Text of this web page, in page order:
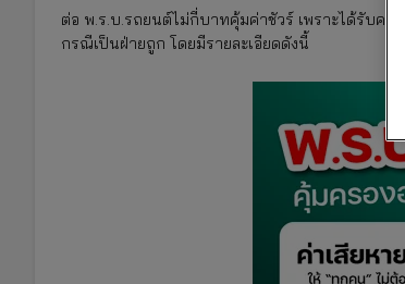
ต่อ พ.ร.บ.รถยนต์ไม่กี่บาทคุ้มค่าชัวร์ เพราะได้รับคว
กรณีเป็นฝ่ายถูก โดยมีรายละเอียดดังนี้